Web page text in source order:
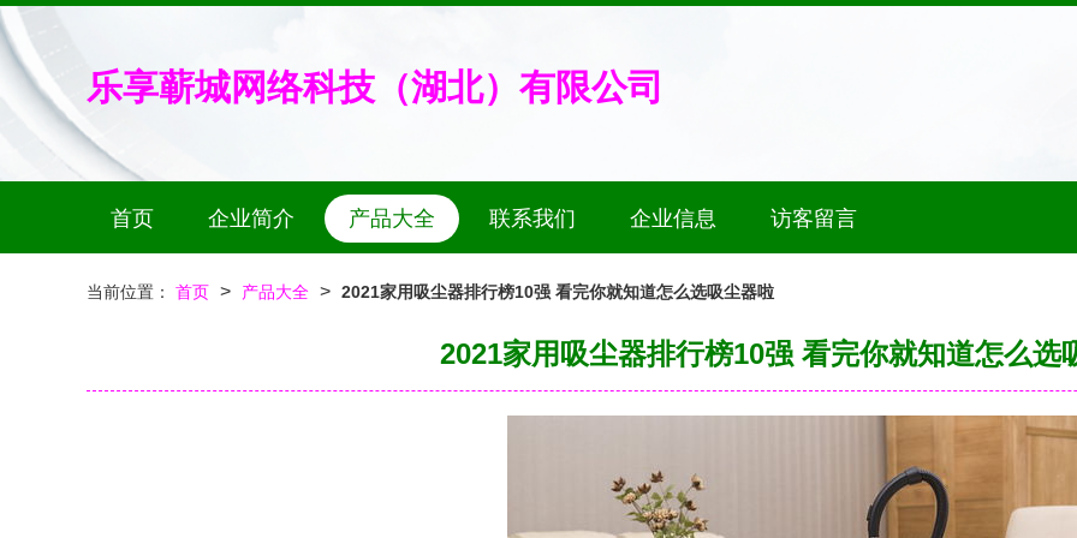
乐享蕲城网络科技（湖北）有限公司
首页 企业简介 产品大全 联系我们 企业信息 访客留言
当前位置： 首页 > 产品大全 > 2021家用吸尘器排行榜10强 看完你就知道怎么选吸尘器啦
2021家用吸尘器排行榜10强 看完你就知道怎么选